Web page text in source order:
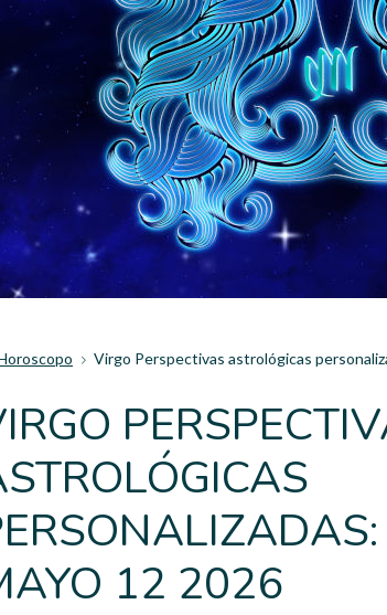
Virgo Perspectivas astrológicas
12 2026